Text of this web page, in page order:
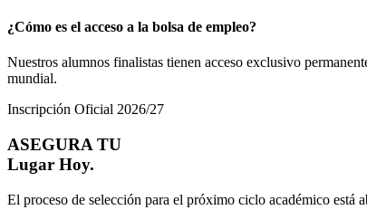
¿Cómo es el acceso a la bolsa de empleo?
Nuestros alumnos finalistas tienen acceso exclusivo
mundial.
Inscripción Oficial 2026/27
ASEGURA TU
Lugar Hoy.
El proceso de selección para el próximo ciclo académico